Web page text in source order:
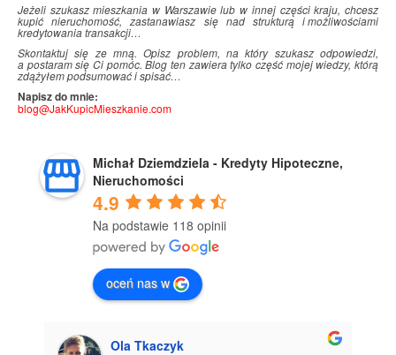
Jeżeli szukasz mieszkania w Warszawie lub w innej części kraju, chcesz
kupić nieruchomość, zastanawiasz się nad strukturą imożliwościami
kredytowania transakcji…
Skontaktuj się ze mną. Opisz problem, na który szukasz odpowiedzi,
a postaram się Ci pomóc. Blog ten zawiera tylko część mojej wiedzy, którą
zdążyłem podsumować ispisać…
Napisz do mnie:
blog@JakKupicMieszkanie.com
Michał Dziemdziela - Kredyty Hipoteczne,
Nieruchomości
4.9
Na podstawie 118 opinii
oceń nas w
Justyna Drwięga